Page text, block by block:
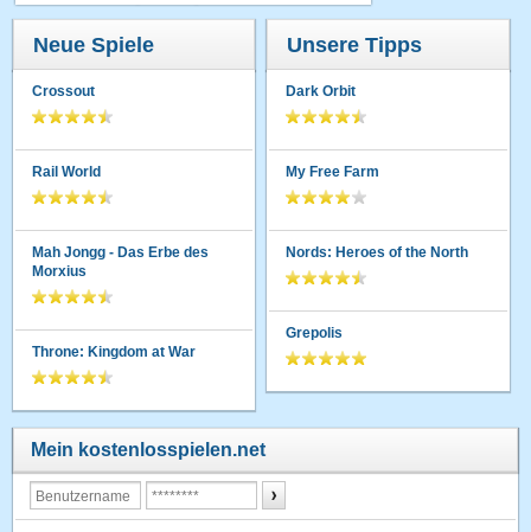
Neue Spiele
Crossout
Rail World
Mah Jongg - Das Erbe des
Morxius
Throne: Kingdom at War
Unsere Tipps
Dark Orbit
My Free Farm
Nords: Heroes of the North
Grepolis
Mein kostenlosspielen.net